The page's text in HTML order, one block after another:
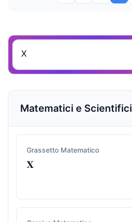
Matematici e Scientifici
Grassetto Matematico
𝐗